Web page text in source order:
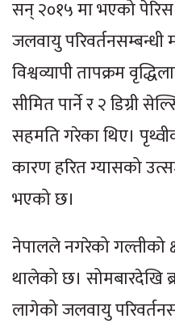
सन् २०१५ मा भएको पेरिस
जलवायु परिवर्तनसम्बन्धी
विश्वव्यापी तापक्रम
सीमित पार्ने र २ डिग्री
सहमति गरेका थिए।
कारण हरित ग्यासको
भएको छ।
नेपालले नगरेको गल्तीको
थालेको छ। सोमबारदेखि
लागेको जलवायु